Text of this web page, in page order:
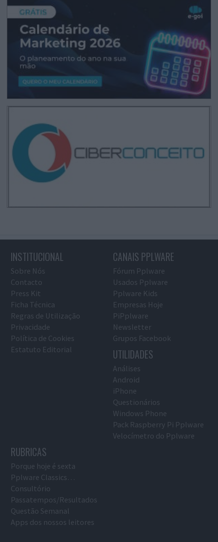
INSTITUCIONAL
Sobre Nós
Contacto
Press Kit
Ficha Técnica
Regras de Utilização
Privacidade
Política de Cookies
Estatuto Editorial
CANAIS PPLWARE
Fórum Pplware
Usados Pplware
Pplware Kids
Empresas Hoje
PiPplware
Newsletter
Grupos Facebook
UTILIDADES
Análises
Android
iPhone
Questionários
Windows Phone
Pack Raspberry Pi Pplware
Velocímetro do Pplware
RUBRICAS
Porque hoje é sexta
Pplware Classics…
Consultório
Passatempos/Resultados
Questão Semanal
Apps dos nossos leitores